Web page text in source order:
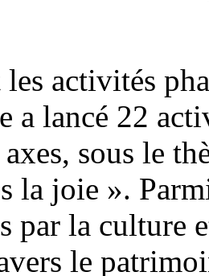
les activités
a lancé 22
axes, sous le
la joie ».
par la culture
le